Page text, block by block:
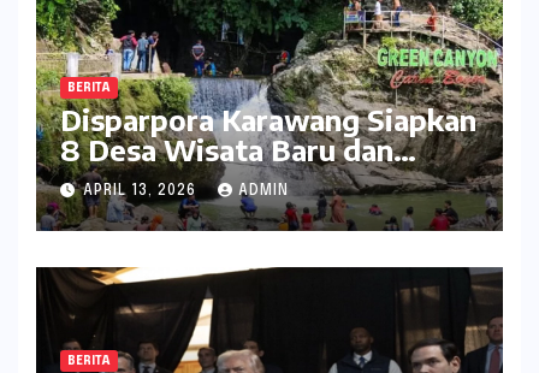
BERITA
Disparpora Karawang Siapkan
8 Desa Wisata Baru dan
Rintis Travel Pattern
Pariwisata
APRIL 13, 2026 ADMIN
BERITA